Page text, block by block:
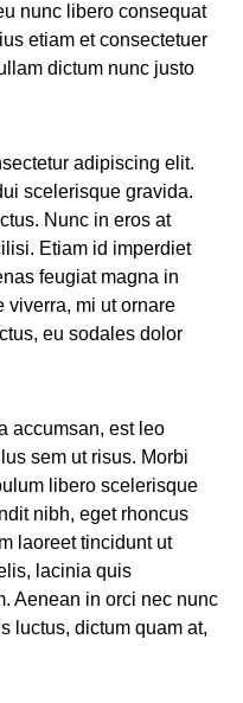
nunc libero consequat
etiam et consectetuer
dictum nunc justo
adipiscing elit.
scelerisque gravida.
Nunc in eros at
Etiam id imperdiet
feugiat magna in
viverra, mi ut ornare
eu sodales dolor
accumsan, est leo
sem ut risus. Morbi
libero scelerisque
nibh, eget rhoncus
laoreet tincidunt ut
lacinia quis
Aenean in orci nec nunc
luctus, dictum quam at,